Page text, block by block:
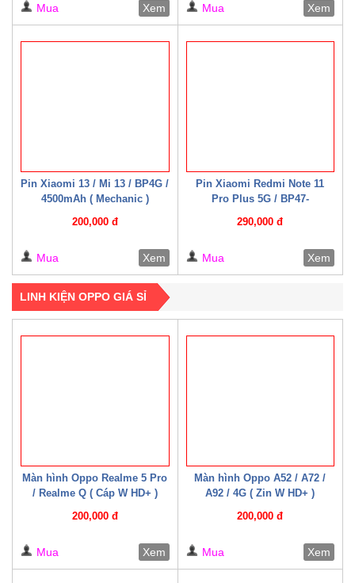
Mua Xem Mua Xem
Pin Xiaomi 13 / Mi 13 / BP4G /
4500mAh ( Mechanic )
200,000 đ
Mua Xem
Pin Xiaomi Redmi Note 11
Pro Plus 5G / BP47-
290,000 đ
Mua Xem
LINH KIỆN OPPO GIÁ SỈ
Màn hình Oppo Realme 5 Pro
/ Realme Q ( Cáp W HD+ )
200,000 đ
Mua Xem
Màn hình Oppo A52 / A72 /
A92 / 4G ( Zin W HD+ )
200,000 đ
Mua Xem